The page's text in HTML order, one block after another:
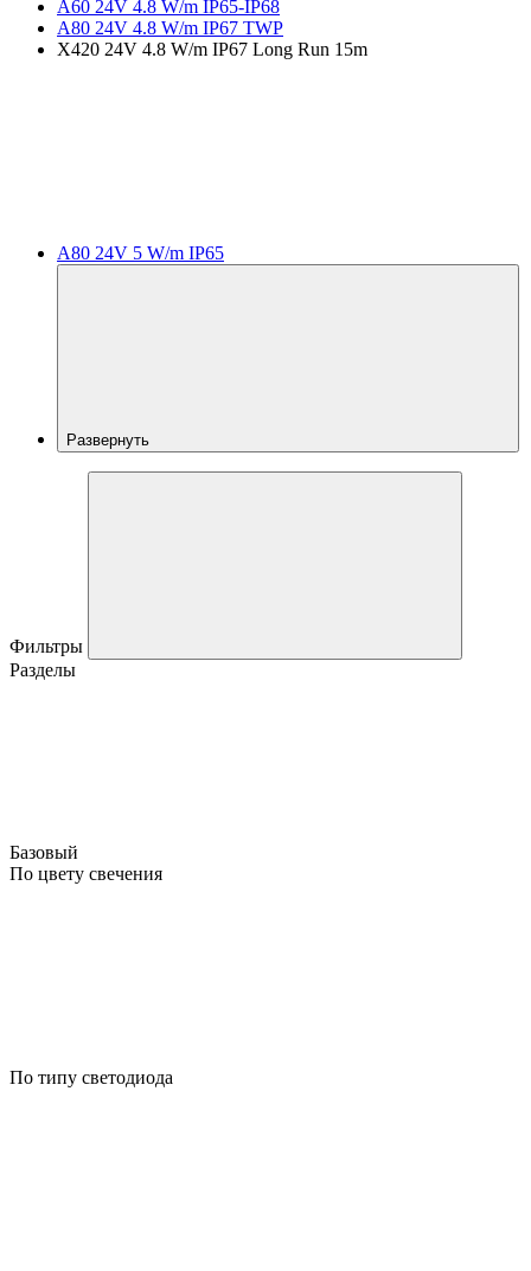
A60 24V 4.8 W/m IP65-IP68
A80 24V 4.8 W/m IP67 TWP
X420 24V 4.8 W/m IP67 Long Run 15m
A80 24V 5 W/m IP65
Развернуть
Фильтры
Разделы
Базовый
По цвету свечения
По типу светодиода